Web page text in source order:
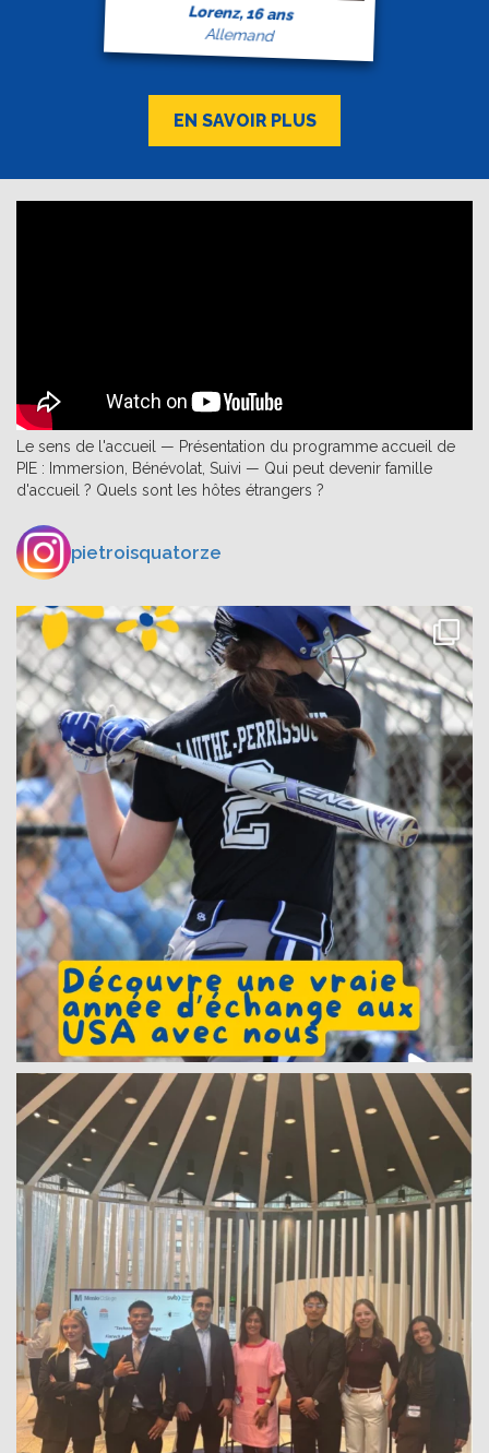
Lorenz, 16 ans
Allemand
EN SAVOIR PLUS
Le sens de l'accueil — Présentation du programme accueil de
PIE : Immersion, Bénévolat, Suivi — Qui peut devenir famille
d'accueil ? Quels sont les hôtes étrangers ?
pietroisquatorze